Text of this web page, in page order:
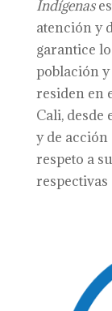
Indígenas
atención y
garantice
población
residen en
Cali,
y de
respeto a